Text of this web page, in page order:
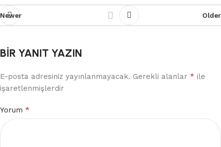
Newer Older
BIR YANIT YAZIN
E-posta adresiniz yayınlanmayacak. Gerekli alanlar * ile
işaretlenmişlerdir
Yorum *